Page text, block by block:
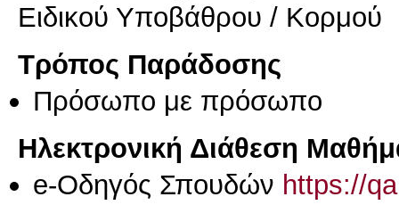
Ειδικού Υποβάθρου / Κορμού
Τρόπος Παράδοσης
Πρόσωπο με πρόσωπο
Ηλεκτρονική Διάθεση
e-Οδηγός Σπουδών https://